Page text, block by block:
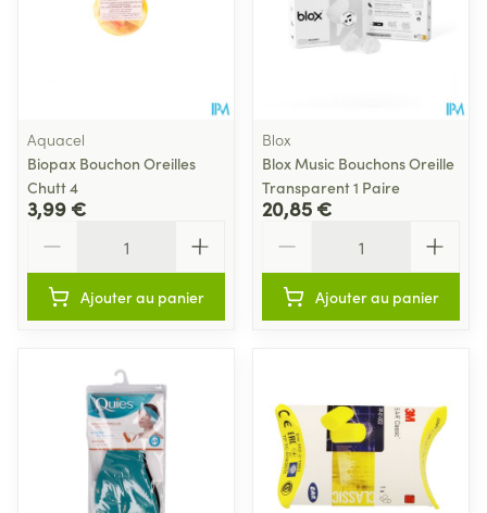
Aquacel
Biopax Bouchon Oreilles
Chutt 4
3,99 €
Ajouter au panier
Blox
Blox Music Bouchons Oreille
Transparent 1 Paire
20,85 €
Ajouter au panier